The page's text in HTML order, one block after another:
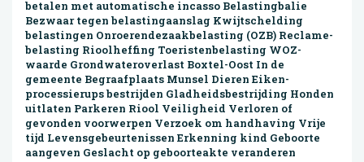
betalen met automatische incasso Belastingbalie
Bezwaar tegen belastingaanslag Kwijtschelding
belastingen Onroerende­zaak­belas­ting (OZB) Reclame­
belasting Rioolheffing Toeristen­belasting WOZ-
waarde Grond­water­over­last Boxtel-Oost In de
gemeente Begraafplaats Munsel Dieren Eiken­
processie­rups bestrijden Gladheids­bestrijding Honden
uitlaten Parkeren Riool Veiligheid Verloren of
gevonden voorwerpen Verzoek om handhaving Vrije
tijd Levens­gebeur­tenis­sen Erkenning kind Geboorte
aangeven Geslacht op geboorteakte veranderen